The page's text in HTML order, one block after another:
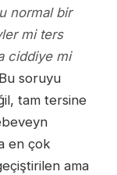
normal bir
mi ters
ciddiye mi
soruyu
tam tersine
en çok
ama